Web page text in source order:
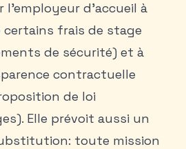
d’accueil à
certains frais de stage
de sécurité) et à
contractuelle
de loi
Elle prévoit aussi un
toute mission